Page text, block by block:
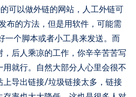
以做外链的网站，人工外链可
布的方法，但是用软件，可能需
一个脚本或者小工具来发送。而
，后人乘凉的工作，你辛辛苦苦写
就行。自然大部分人心里会很不
上导出链接/垃圾链接太多，链接